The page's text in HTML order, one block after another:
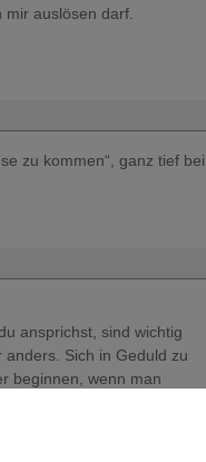
auslösen darf.
zu kommen“, ganz tief bei
ansprichst, sind wichtig
Sich in Geduld zu
beginnen, wenn man
dann wird es leichter.
haben wir einfach nicht
Leben genießen :-). Den